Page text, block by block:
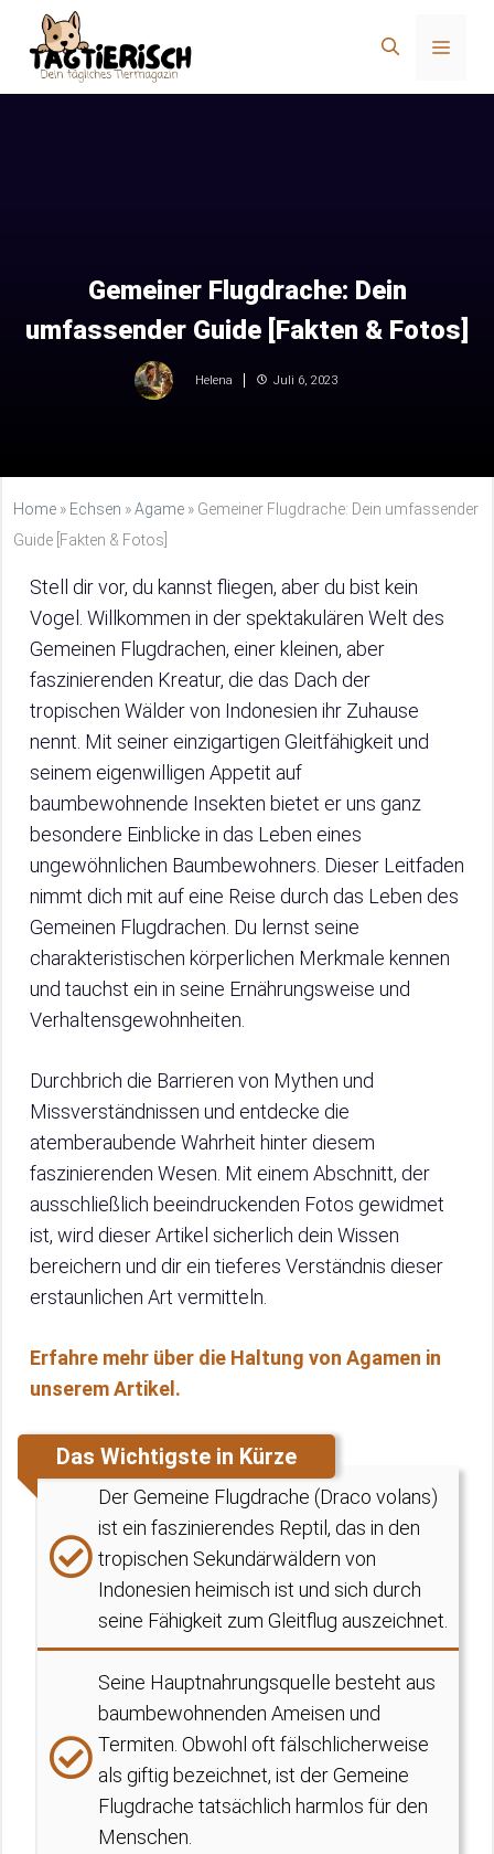
Inhalt
springen
Menü
Gemeiner Flugdrache: Dein
umfassender Guide [Fakten & Fotos]
Helena Juli 6, 2023
Home » Echsen »Agame » Gemeiner Flugdrache: Dein umfassender
Guide [Fakten & Fotos]
Stell dir vor, du kannst fliegen, aber du bist kein
Vogel. Willkommen in der spektakulären Welt des
Gemeinen Flugdrachen, einer kleinen, aber
faszinierenden Kreatur, die das Dach der
tropischen Wälder von Indonesien ihr Zuhause
nennt. Mit seiner einzigartigen Gleitfähigkeit und
seinem eigenwilligen Appetit auf
baumbewohnende Insekten bietet er uns ganz
besondere Einblicke in das Leben eines
ungewöhnlichen Baumbewohners. Dieser Leitfaden
nimmt dich mit auf eine Reise durch das Leben des
Gemeinen Flugdrachen. Du lernst seine
charakteristischen körperlichen Merkmale kennen
und tauchst ein in seine Ernährungsweise und
Verhaltensgewohnheiten.
Durchbrich die Barrieren von Mythen und
Missverständnissen und entdecke die
atemberaubende Wahrheit hinter diesem
faszinierenden Wesen. Mit einem Abschnitt, der
ausschließlich beeindruckenden Fotos gewidmet
ist, wird dieser Artikel sicherlich dein Wissen
bereichern und dir ein tieferes Verständnis dieser
erstaunlichen Art vermitteln.
Erfahre mehr über die Haltung von Agamen in
unserem Artikel.
Das Wichtigste in Kürze
Der Gemeine Flugdrache (Draco volans)
ist ein faszinierendes Reptil, das in den
tropischen Sekundärwäldern von
Indonesien heimisch ist und sich durch
seine Fähigkeit zum Gleitflug auszeichnet.
Seine Hauptnahrungsquelle besteht aus
baumbewohnenden Ameisen und
Termiten. Obwohl oft fälschlicherweise
als giftig bezeichnet, ist der Gemeine
Flugdrache tatsächlich harmlos für den
Menschen.